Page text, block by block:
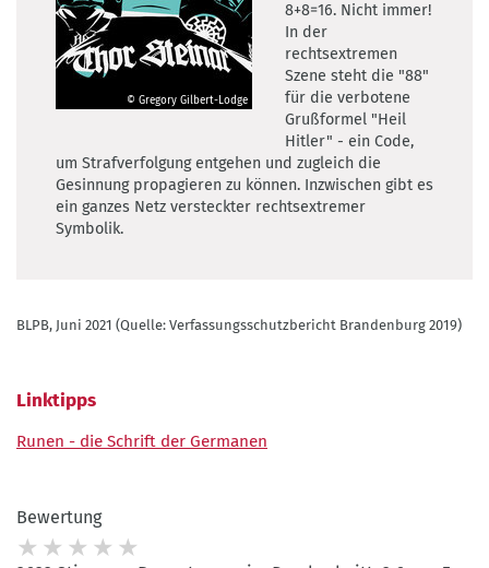
Gilbert-
Lodge
© Gregory Gilbert-Lodge
8+8=16. Nicht immer!
In der
rechtsextremen
Szene steht die "88"
für die verbotene
Grußformel "Heil
Hitler" - ein Code,
um Strafverfolgung entgehen und zugleich die
Gesinnung propagieren zu können. Inzwischen gibt es
ein ganzes Netz versteckter rechtsextremer
Symbolik.
BLPB, Juni 2021 (Quelle: Verfassungsschutzbericht Brandenburg 2019)
Linktipps
Runen - die Schrift der Germanen
Bewertung